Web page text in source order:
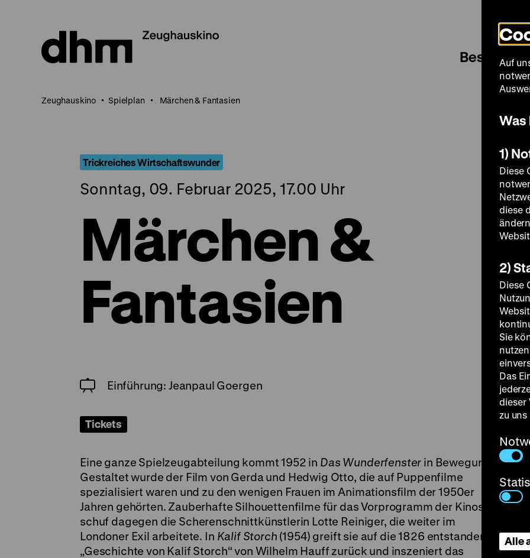
Seiteninhalt
springen
Besuch
Zeughauskino Spielplan Märchen & Fantasien
Trickreiches Wirtschaftswunder
Sonntag, 09. Februar 2025, 17.00 Uhr
Märchen &
Fantasien
Einführung: Jeanpaul Goergen
Tickets
Eine ganze Spielzeugabteilung kommt 1952 in Das Wunderfenster in Bewegung.
Gestaltet wurde der Film von Gerda und Hedwig Otto, die auf Puppenfilme
spezialisiert waren und zu den wenigen Frauen im Animationsfilm der 1950er
Jahren gehörten. Zauberhafte Silhouettenfilme für das Vorprogramm der Kinos
schuf dagegen die Scherenschnittkünstlerin Lotte Reiniger, die weiter im
Londoner Exil arbeitete. In Kalif Storch (1954) greift sie auf die 1826 entstandene
„Geschichte von Kalif Storch“ von Wilhelm Hauff zurück und inszeniert das
Auf
Was
1)
Diese
diese
2)
Diese
Sie
Das
dieser
zu
Alle